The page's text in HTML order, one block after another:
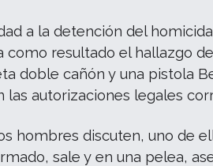
a la detención del
como resultado el hallazgo
doble cañón y una pistola
las autorizaciones legales
hombres discuten, uno de
sale y en una pelea,